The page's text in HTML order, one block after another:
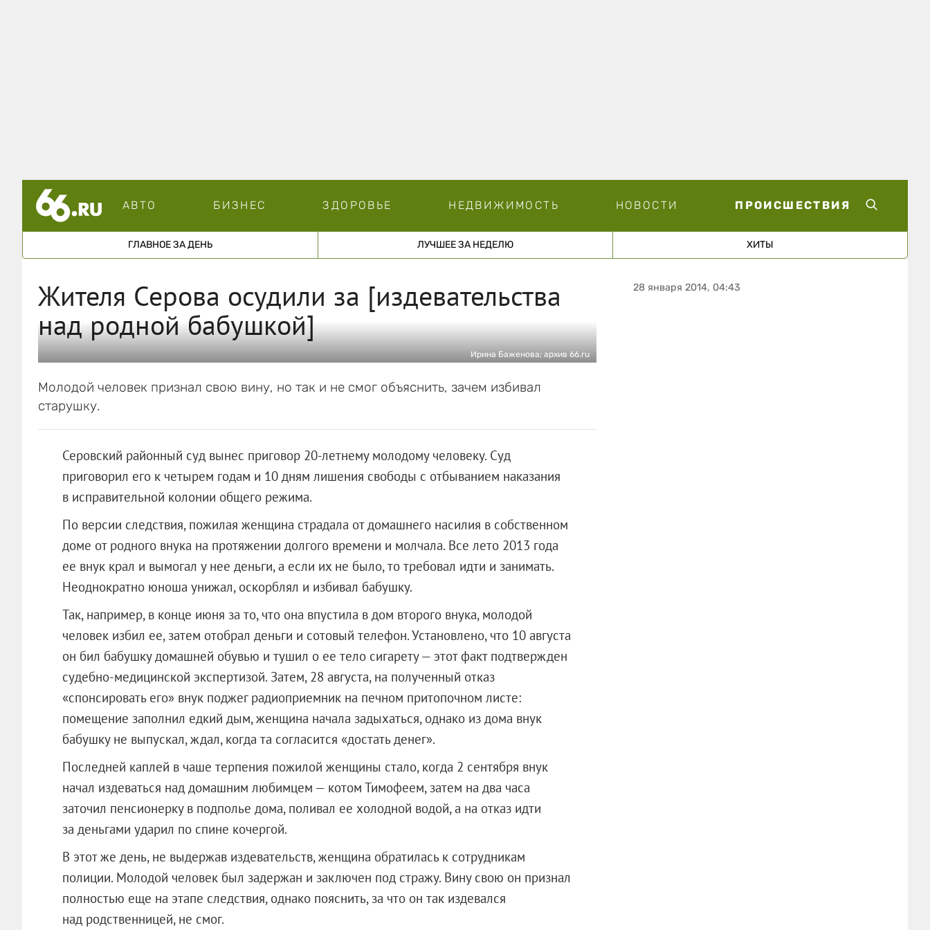
АВТО БИЗНЕС ЗДОРОВЬЕ НЕДВИЖИМОСТЬ НОВОСТИ ПРОИСШЕСТВИЯ
ГЛАВНОЕ ЗА ДЕНЬ ЛУЧШЕЕ ЗА НЕДЕЛЮ ХИТЫ
Жителя Серова осудили за [издевательства
над родной бабушкой]
Ирина Баженова; архив 66.ru
Молодой человек признал свою вину, но так и не смог объяснить, зачем избивал
старушку.
Серовский районный суд вынес приговор 20-летнему молодому человеку. Суд
приговорил его к четырем годам и 10 дням лишения свободы с отбыванием наказания
в исправительной колонии общего режима.
По версии следствия, пожилая женщина страдала от домашнего насилия в собственном
доме от родного внука на протяжении долгого времени и молчала. Все лето 2013 года
ее внук крал и вымогал у нее деньги, а если их не было, то требовал идти и занимать.
Неоднократно юноша унижал, оскорблял и избивал бабушку.
Так, например, в конце июня за то, что она впустила в дом второго внука, молодой
человек избил ее, затем отобрал деньги и сотовый телефон. Установлено, что 10 августа
он бил бабушку домашней обувью и тушил о ее тело сигарету — этот факт подтвержден
судебно-медицинской экспертизой. Затем, 28 августа, на полученный отказ
«спонсировать его» внук поджег радиоприемник на печном притопочном листе:
помещение заполнил едкий дым, женщина начала задыхаться, однако из дома внук
бабушку не выпускал, ждал, когда та согласится «достать денег».
Последней каплей в чаше терпения пожилой женщины стало, когда 2 сентября внук
начал издеваться над домашним любимцем — котом Тимофеем, затем на два часа
заточил пенсионерку в подполье дома, поливал ее холодной водой, а на отказ идти
за деньгами ударил по спине кочергой.
В этот же день, не выдержав издевательств, женщина обратилась к сотрудникам
полиции. Молодой человек был задержан и заключен под стражу. Вину свою он признал
полностью еще на этапе следствия, однако пояснить, за что он так издевался
над родственницей, не смог.
28 января 2014, 04:43